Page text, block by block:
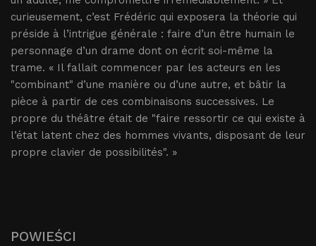
curieusement, c’est Frédéric qui exposera la théorie qui
préside à l’intrigue générale : faire d’un être humain le
personnage d’un drame dont on écrit soi-même la
trame. « Il fallait commencer par les acteurs en les
"combinant" d’une manière ou d’une autre, et bâtir la
pièce à partir de ces combinaisons successives. Le
propre du théâtre était de "faire ressortir ce qui existe à
l’état latent chez des hommes vivants, disposant de leur
propre clavier de possibilités". »
POWIEŚCI